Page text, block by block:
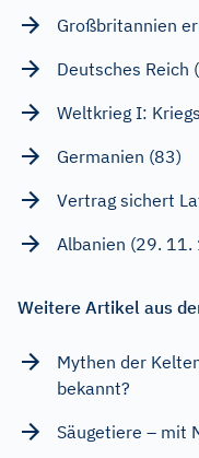
Großbritannien
Deutsches Reich
Weltkrieg I:
Germanien (83)
Vertrag sichert
Albanien (29. 11.
Weitere Artikel aus
Mythen der
bekannt?
Säugetiere – mit